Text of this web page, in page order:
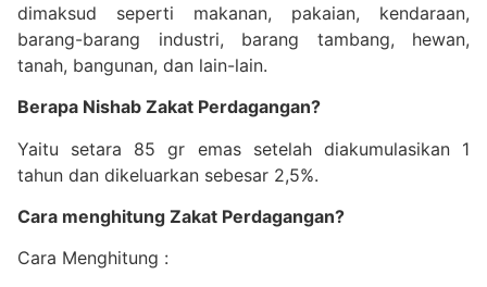
dimaksud seperti makanan, pakaian, kendaraan,
barang-barang industri, barang tambang, hewan,
tanah, bangunan, dan lain-lain.
Berapa Nishab Zakat Perdagangan?
Yaitu setara 85 gr emas setelah diakumulasikan 1
tahun dan dikeluarkan sebesar 2,5%.
Cara menghitung Zakat Perdagangan?
Cara Menghitung :